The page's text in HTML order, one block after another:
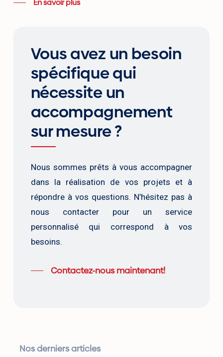
En savoir plus
Vous avez un besoin
spécifique qui
nécessite un
accompagnement
sur mesure ?
Nous sommes prêts à vous accompagner
dans la réalisation de vos projets et à
répondre à vos questions. N’hésitez pas à
nous contacter pour un service
personnalisé qui correspond à vos
besoins.
Contactez-nous maintenant!
Nos derniers articles